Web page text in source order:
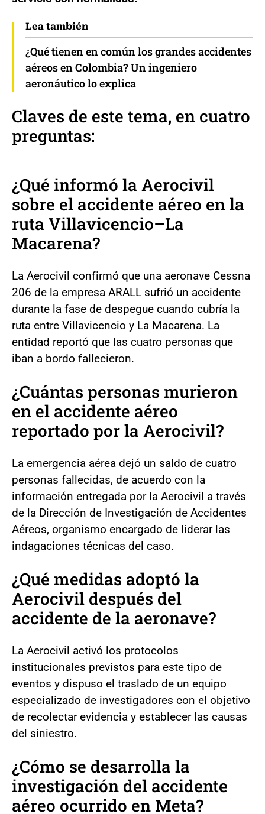
Lea también
¿Qué tienen en común los grandes accidentes
aéreos en Colombia? Un ingeniero
aeronáutico lo explica
Claves de este tema, en cuatro
preguntas:
¿Qué informó la Aerocivil
sobre el accidente aéreo en la
ruta Villavicencio–La
Macarena?
La Aerocivil confirmó que una aeronave Cessna
206 de la empresa ARALL sufrió un accidente
durante la fase de despegue cuando cubría la
ruta entre Villavicencio y La Macarena. La
entidad reportó que las cuatro personas que
iban a bordo fallecieron.
¿Cuántas personas murieron
en el accidente aéreo
reportado por la Aerocivil?
La emergencia aérea dejó un saldo de cuatro
personas fallecidas, de acuerdo con la
información entregada por la Aerocivil a través
de la Dirección de Investigación de Accidentes
Aéreos, organismo encargado de liderar las
indagaciones técnicas del caso.
¿Qué medidas adoptó la
Aerocivil después del
accidente de la aeronave?
La Aerocivil activó los protocolos
institucionales previstos para este tipo de
eventos y dispuso el traslado de un equipo
especializado de investigadores con el objetivo
de recolectar evidencia y establecer las causas
del siniestro.
¿Cómo se desarrolla la
investigación del accidente
aéreo ocurrido en Meta?